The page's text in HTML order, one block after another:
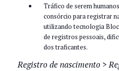
Tráfico de serem
consórcio para registrar
utilizando tecnologia
de registros pessoais,
dos traficantes.
Registro de nascimento >